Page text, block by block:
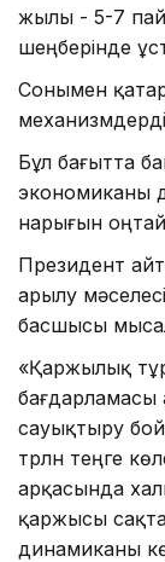
жылы - 5-7
шеңберінде
Сонымен
Бұл бағытта
экономиканы
нарығын
Президент
арылу
басшысы мысал
«Қаржылық
бағдарламасы
сауықтыру
трлн теңге
арқасында
қаржысы
динамиканы